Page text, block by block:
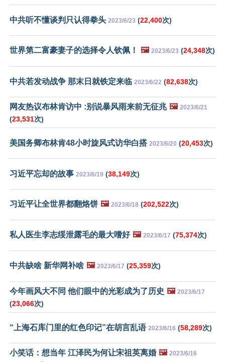
中共听不懂谈判只认得拳头 2023/6/23 (22,400次)
世界第二富豪妻子的选择令人钦佩！ 🖼️ 2023/6/23 (24,348次)
中共若发动战争 那末日就铁定来临 2023/6/22 (82,638次)
网友热议布林肯访中 :别说暴风雨来前无征兆 🖼️ 2023/6/21
(23,531次)
美国务卿布林肯48小时旋风式访华白搭 2023/6/20 (20,453次)
习近平忘却的故事 2023/6/19 (38,149次)
习近平让全世界都翻烙饼 🖼️ 2023/6/18 (202,522次)
私人医生李志绥泄露毛的最大嗜好 🖼️ 2023/6/17 (75,374次)
中共缺啥 新华网补啥 🖼️ 2023/6/17 (25,359次)
今年画风大不同 他们眼中的光彩成为了历史 🖼️ 2023/6/17
(23,066次)
“上海石库门里的红色印记”在胡言乱语 2023/6/16 (58,289次)
小笑话：想当年 江泽民为何让宋祖英离婚 🖼️ 2023/6/16